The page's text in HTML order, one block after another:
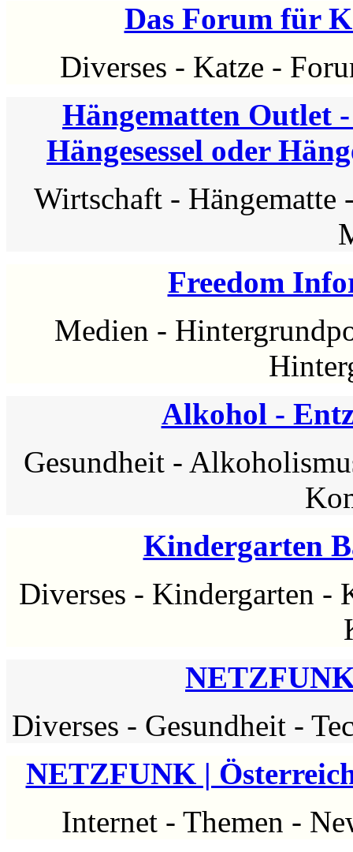
Das Forum für
Diverses - Katze -
Hängematten Outlet
Hängesessel oder
Wirtschaft - Hängematte
Freedom
Medien -
Alkohol -
Gesundheit -
Kindergarten
Diverses - Kindergarten -
Diverses - Gesundheit -
NETZFUNK |
Internet - Themen -